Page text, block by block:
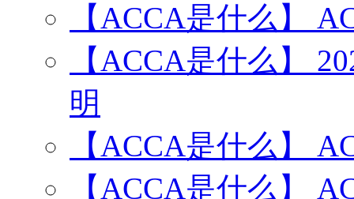
【ACCA是什么】
【ACCA是什么】
明
【ACCA是什么】
【ACCA是什么】